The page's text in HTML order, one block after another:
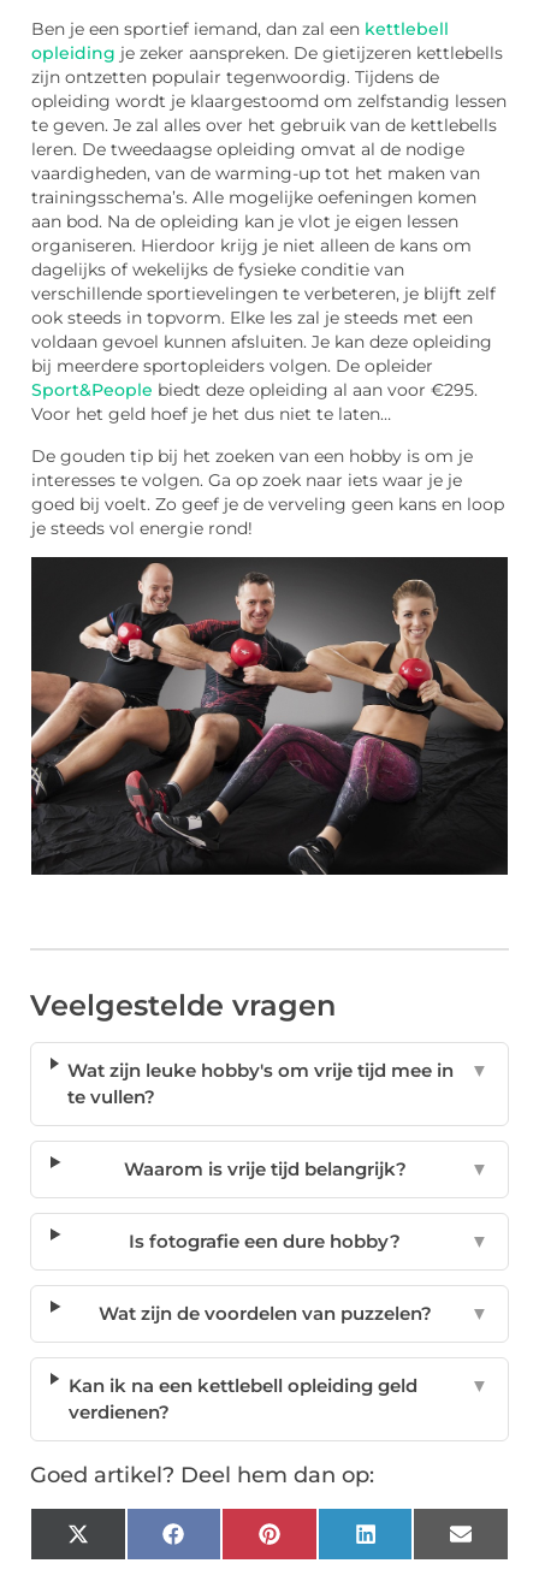
Ben je een sportief iemand, dan zal een kettlebell
opleiding je zeker aanspreken. De gietijzeren kettlebells
zijn ontzetten populair tegenwoordig. Tijdens de
opleiding wordt je klaargestoomd om zelfstandig lessen
te geven. Je zal alles over het gebruik van de kettlebells
leren. De tweedaagse opleiding omvat al de nodige
vaardigheden, van de warming-up tot het maken van
trainingsschema’s. Alle mogelijke oefeningen komen
aan bod. Na de opleiding kan je vlot je eigen lessen
organiseren. Hierdoor krijg je niet alleen de kans om
dagelijks of wekelijks de fysieke conditie van
verschillende sportievelingen te verbeteren, je blijft zelf
ook steeds in topvorm. Elke les zal je steeds met een
voldaan gevoel kunnen afsluiten. Je kan deze opleiding
bij meerdere sportopleiders volgen. De opleider
Sport&People biedt deze opleiding al aan voor €295.
Voor het geld hoef je het dus niet te laten…
De gouden tip bij het zoeken van een hobby is om je
interesses te volgen. Ga op zoek naar iets waar je je
goed bij voelt. Zo geef je de verveling geen kans en loop
je steeds vol energie rond!
Veelgestelde vragen
Wat zijn leuke hobby's om vrije tijd mee in
te vullen?
▼
Waarom is vrije tijd belangrijk? ▼
Is fotografie een dure hobby? ▼
Wat zijn de voordelen van puzzelen? ▼
Kan ik na een kettlebell opleiding geld
verdienen?
▼
Goed artikel? Deel hem dan op:
X
(Twitter)
FacebookPinterest LinkedIn Email